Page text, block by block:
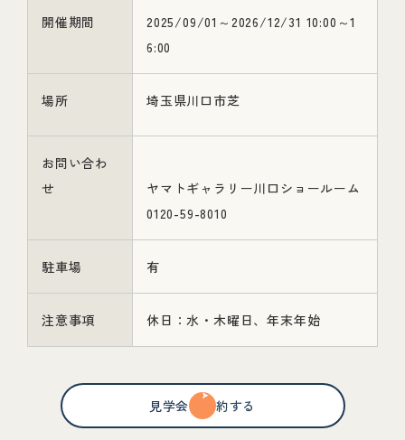
開催期間
2025/09/01～2026/12/31 10:00～1
6:00
場所 埼玉県川口市芝
お問い合わ
せ
ヤマトギャラリー川口ショールーム
0120-59-8010
駐車場 有
注意事項 休日：水・木曜日、年末年始
見学会を予約する